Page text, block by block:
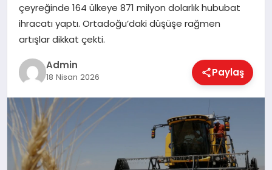
EKONOMI
MAGAZIN
SAĞLIK
SPOR
çeyreğinde 164 ülkeye 871 milyon dolarlık hububat
ihracatı yaptı. Ortadoğu’daki düşüşe rağmen
artışlar dikkat çekti.
Admin
18 Nisan 2026 Paylaş